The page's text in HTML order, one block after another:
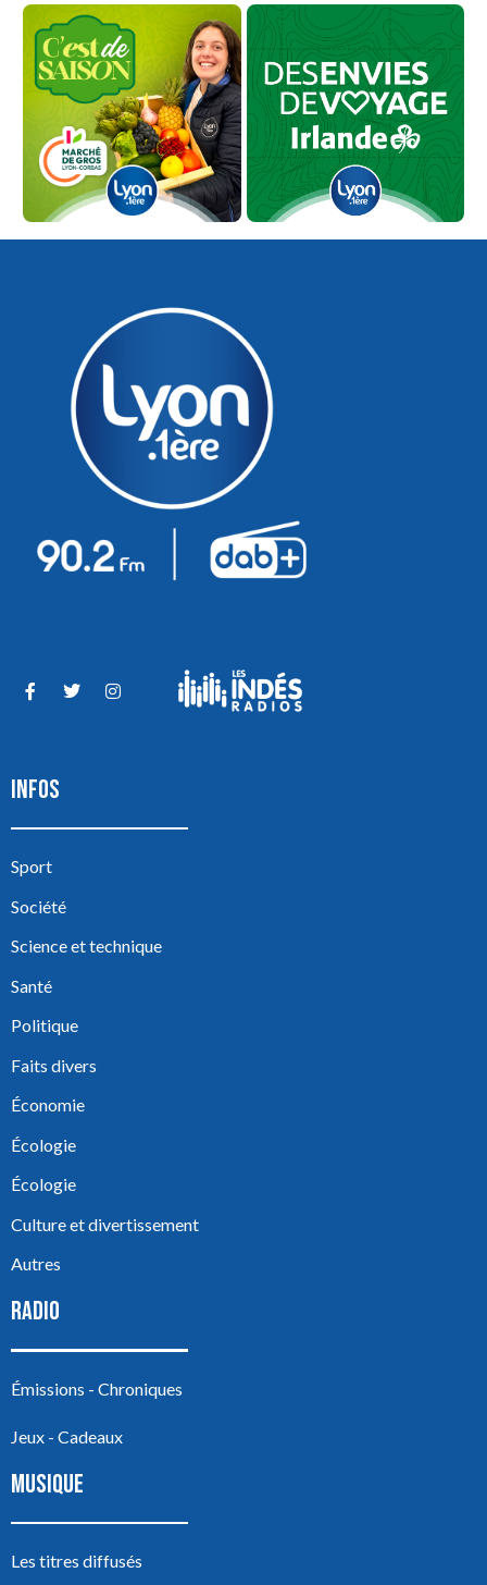
INFOS
Sport
Société
Science et technique
Santé
Politique
Faits divers
Économie
Écologie
Écologie
Culture et divertissement
Autres
RADIO
Émissions - Chroniques
Jeux - Cadeaux
MUSIQUE
Les titres diffusés